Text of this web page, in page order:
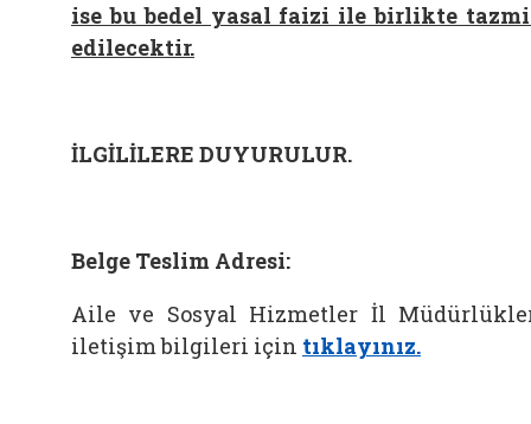
ise bu bedel yasal faizi ile birlikte
edilecektir.
İLGİLİLERE DUYURULUR.
Belge Teslim Adresi:
Aile ve Sosyal Hizmetler İl
iletişim bilgileri için tıklayınız.